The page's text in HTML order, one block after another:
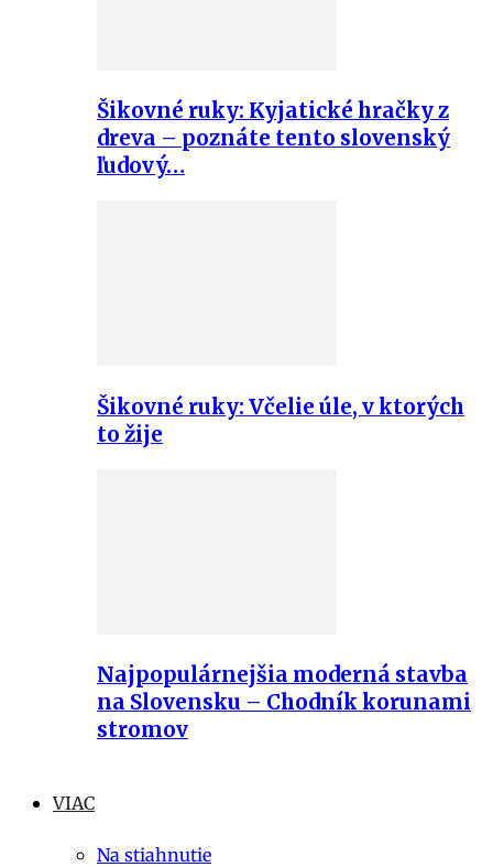
Šikovné ruky: Kyjatické hračky z
dreva – poznáte tento slovenský
ľudový…
Šikovné ruky: Včelie úle, v ktorých
to žije
Najpopulárnejšia moderná stavba
na Slovensku – Chodník korunami
stromov
VIAC
Na stiahnutie